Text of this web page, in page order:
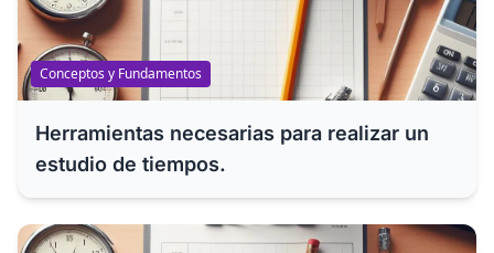
Conceptos y Fundamentos
Herramientas necesarias para realizar un
estudio de tiempos.